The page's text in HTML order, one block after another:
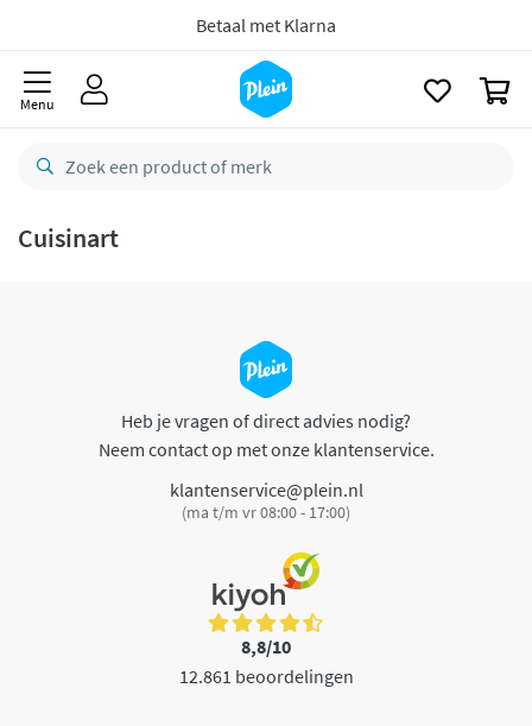
Betaal met Klarna
Menu
Cuisinart
Heb je vragen of direct advies nodig?
Neem contact op met onze klantenservice.
klantenservice@plein.nl
(ma t/m vr 08:00 - 17:00)
8,8/10
12.861 beoordelingen